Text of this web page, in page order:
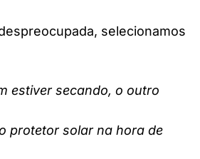
selecionamos
estiver secando, o outro
protetor solar na hora de